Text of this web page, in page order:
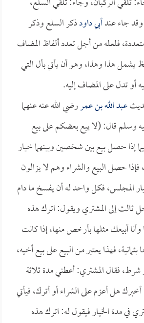
جاء عندأبي داودذكر السلع وذكر
فلعله من أجل تعدد ألفاظ المضاف
يشمل هذا وهذا، وهو أن يأتي بأل التي
أو تدل على المضاف إليه.
عبد الله بن عمررضي الله عنه عنهما
وسلم قال: (لا يبع بعضكم على بيع
إذا حصل بيع بين شخصين وبينهما خيار
حصل البيع والشراء وهم لا يزالون
المجلس، فكل واحد له أن يفسخ ما دام
ثالث إلى المشتري ويقول: اترك هذه
وأنا أبيعك مثلها بأرخص منها، إذا كانت
بثمانية، فهذا يعتبر من البيع على بيع أخيه،
شرط، فقال المشتري: أعطني مدة ثلاثة
هل أعزم على الشراء أو أترك، فيأتي
في مدة الخيار فيقول له: اترك هذه